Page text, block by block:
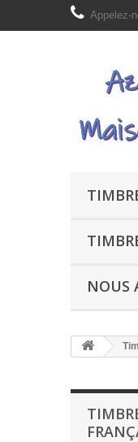
Appelez-
NOUS